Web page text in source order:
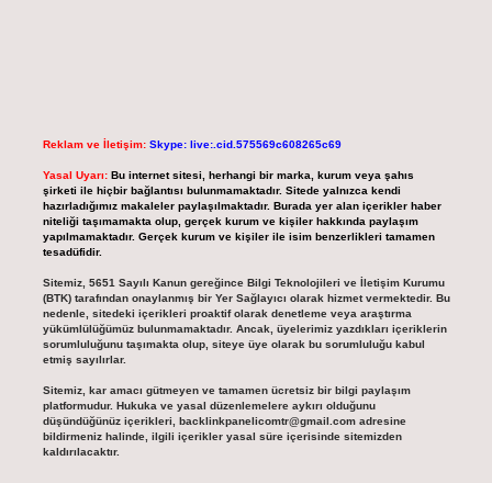
Reklam ve İletişim: Skype: live:.cid.575569c608265c69
Yasal Uyarı: Bu internet sitesi, herhangi bir marka, kurum veya şahıs
şirketi ile hiçbir bağlantısı bulunmamaktadır. Sitede yalnızca kendi
hazırladığımız makaleler paylaşılmaktadır. Burada yer alan içerikler haber
niteliği taşımamakta olup, gerçek kurum ve kişiler hakkında paylaşım
yapılmamaktadır. Gerçek kurum ve kişiler ile isim benzerlikleri tamamen
tesadüfidir.
Sitemiz, 5651 Sayılı Kanun gereğince Bilgi Teknolojileri ve İletişim Kurumu
(BTK) tarafından onaylanmış bir Yer Sağlayıcı olarak hizmet vermektedir. Bu
nedenle, sitedeki içerikleri proaktif olarak denetleme veya araştırma
yükümlülüğümüz bulunmamaktadır. Ancak, üyelerimiz yazdıkları içeriklerin
sorumluluğunu taşımakta olup, siteye üye olarak bu sorumluluğu kabul
etmiş sayılırlar.
Sitemiz, kar amacı gütmeyen ve tamamen ücretsiz bir bilgi paylaşım
platformudur. Hukuka ve yasal düzenlemelere aykırı olduğunu
düşündüğünüz içerikleri, backlinkpanelicomtr@gmail.comadresine
bildirmeniz halinde, ilgili içerikler yasal süre içerisinde sitemizden
kaldırılacaktır.